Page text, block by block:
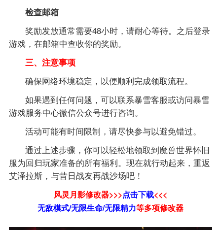
检查邮箱
奖励发放通常需要48小时，请耐心等待。之后登录
游戏，在邮箱中查收你的奖励。
三、注意事项
确保网络环境稳定，以便顺利完成领取流程。
如果遇到任何问题，可以联系暴雪客服或访问暴雪
游戏服务中心微信公众号进行咨询。
活动可能有时间限制，请尽快参与以避免错过。
通过上述步骤，你可以轻松地领取到魔兽世界怀旧
服为回归玩家准备的所有福利。现在就行动起来，重返
艾泽拉斯，与昔日战友再战沙场吧！
风灵月影修改器>>>点击下载<<<
无敌模式/无限生命/无限精力等多项修改器